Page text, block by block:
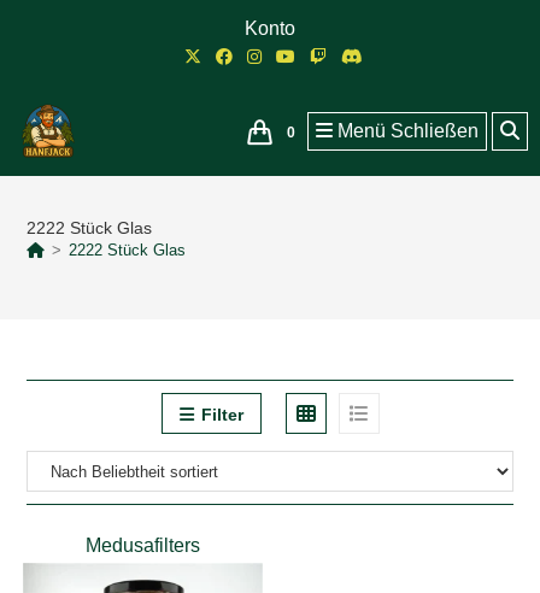
Konto
0 Menü Schließen
2222 Stück Glas
> 2222 Stück Glas
Filter
Medusafilters